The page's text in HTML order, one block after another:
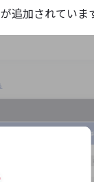
追加されていま